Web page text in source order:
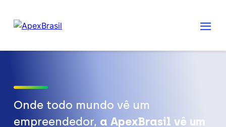
Onde todo mundo vê um
empreendedor, a ApexBrasil vê um